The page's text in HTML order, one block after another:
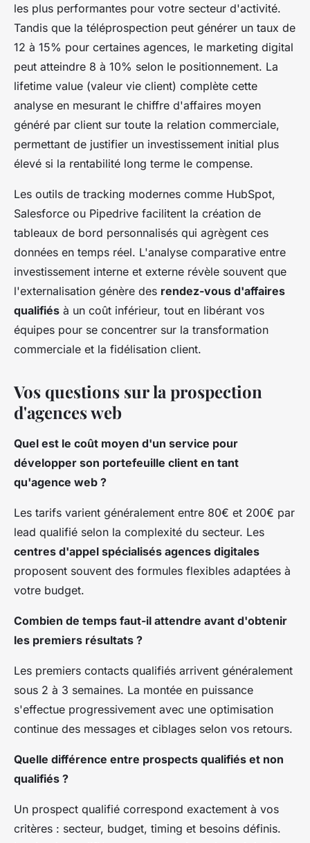
les plus performantes pour votre secteur d'activité.
Tandis que la téléprospection peut générer un taux de
12 à 15% pour certaines agences, le marketing digital
peut atteindre 8 à 10% selon le positionnement. La
lifetime value (valeur vie client) complète cette
analyse en mesurant le chiffre d'affaires moyen
généré par client sur toute la relation commerciale,
permettant de justifier un investissement initial plus
élevé si la rentabilité long terme le compense.
Les outils de tracking modernes comme HubSpot,
Salesforce ou Pipedrive facilitent la création de
tableaux de bord personnalisés qui agrègent ces
données en temps réel. L'analyse comparative entre
investissement interne et externe révèle souvent que
l'externalisation génère des rendez-vous d'affaires
qualifiés à un coût inférieur, tout en libérant vos
équipes pour se concentrer sur la transformation
commerciale et la fidélisation client.
Vos questions sur la prospection
d'agences web
Quel est le coût moyen d'un service pour
développer son portefeuille client en tant
qu'agence web ?
Les tarifs varient généralement entre 80€ et 200€ par
lead qualifié selon la complexité du secteur. Les
centres d'appel spécialisés agences digitales
proposent souvent des formules flexibles adaptées à
votre budget.
Combien de temps faut-il attendre avant d'obtenir
les premiers résultats ?
Les premiers contacts qualifiés arrivent généralement
sous 2 à 3 semaines. La montée en puissance
s'effectue progressivement avec une optimisation
continue des messages et ciblages selon vos retours.
Quelle différence entre prospects qualifiés et non
qualifiés ?
Un prospect qualifié correspond exactement à vos
critères : secteur, budget, timing et besoins définis.